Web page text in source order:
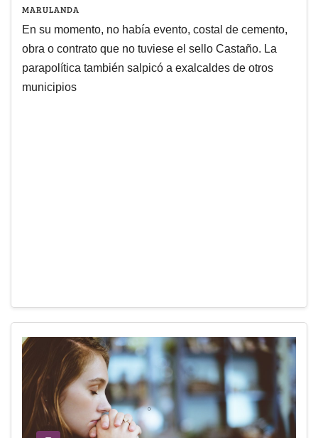
MARULANDA
En su momento, no había evento, costal de cemento,
obra o contrato que no tuviese el sello Castaño. La
parapolítica también salpicó a exalcaldes de otros
municipios